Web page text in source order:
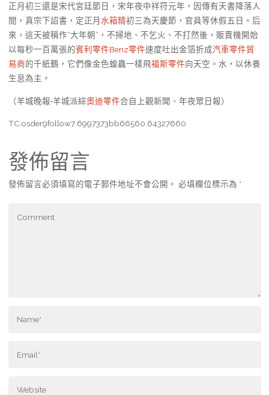
正月初三還是宋代宮廷節日，宋年夜中祥符元年，因傳有天書降落人
間，真宗下詔書，定正月 水箱精初三為天慶節，官員等休假五日。后
來，這天被稱作“大年朝”，不掃地、不乞火、不打然後，販賣機開始
以每秒一百萬張的賓利零件Benz零件速度吐出金箔折成汽車零件貿
易商的千紙鶴，它們像金色蝗蟲一樣飛福斯零件向天空。水，以休養
生息為主。
（羊城晚報•羊城派綜奧迪零件合自上觀新聞、年夜眾日報）
TC:osder9follow7 6997373bb66560.64327660
發佈留言
發佈留言必須填寫的電子郵件地址不會公開。 必填欄位標示為 *